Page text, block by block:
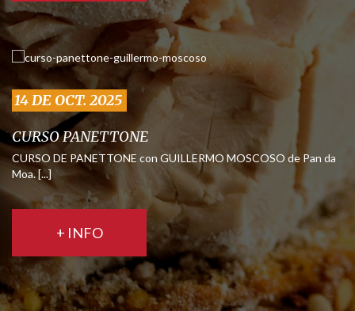
14 DE OCT. 2025
CURSO PANETTONE
CURSO DE PANETTONE con GUILLERMO MOSCOSO de Pan da
Moa. [...]
+ INFO